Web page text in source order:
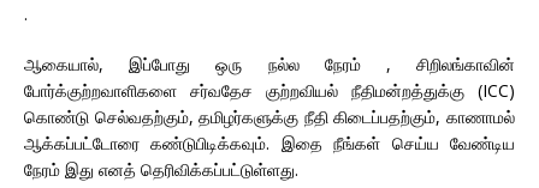
.
ஆகையால், இப்போது ஒரு நல்ல நேரம் , சிறிலங்காவின்
போர்க்குற்றவாளிகளை சர்வதேச குற்றவியல் நீதிமன்றத்துக்கு (ICC)
கொண்டு செல்வதற்கும், தமிழர்களுக்கு நீதி கிடைப்பதற்கும், காணாமல்
ஆக்கப்பட்டோரை கண்டுபிடிக்கவும். இதை நீங்கள் செய்ய வேண்டிய
நேரம் இது எனத் தெரிவிக்கப்பட்டுள்ளது.